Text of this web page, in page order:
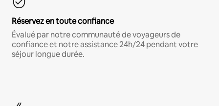
Réservez en toute confiance
Évalué par notre communauté de voyageurs de
confiance et notre assistance 24h/24 pendant votre
séjour longue durée.